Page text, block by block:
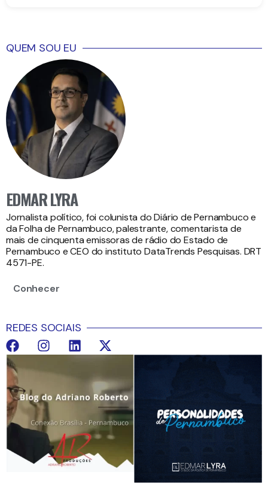
QUEM SOU EU
EDMAR LYRA
Jornalista político, foi colunista do Diário de Pernambuco e
da Folha de Pernambuco, palestrante, comentarista de
mais de cinquenta emissoras de rádio do Estado de
Pernambuco e CEO do instituto DataTrends Pesquisas. DRT
4571-PE.
Conhecer
REDES SOCIAIS